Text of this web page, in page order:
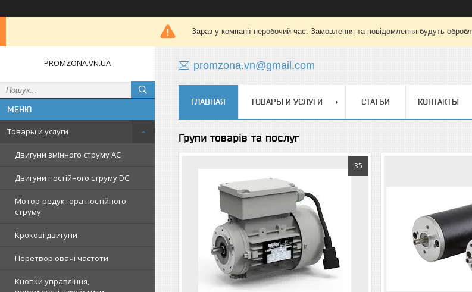
Зараз у компанії неробочий час. Замовлення та повідомлення будуть
PROMZONA.VN.UA
Товары и услуги
Двигуни змінного струму AC
Двигуни постійного струму DC
Мотор-редуктора постійного
струму
Крокові двигуни
Перетворювачі частоти
Кнопки управління,
promzona.vn@gmail.com
ГЛАВНАЯ ТОВАРЫ И УСЛУГИ СТАТЬИ КОНТАКТЫ
Групи товарів та послуг
35